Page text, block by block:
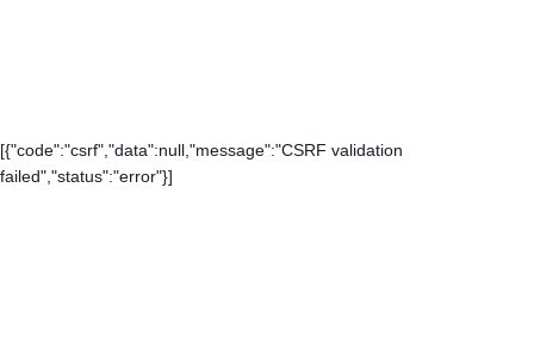
[{"code":"csrf","data":null,"message":"CSRF validation
failed","status":"error"}]